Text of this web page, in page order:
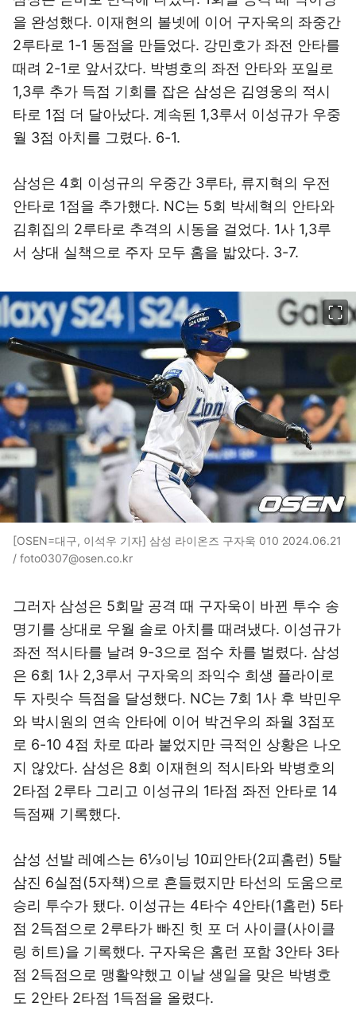
을 완성했다. 이재현의 볼넷에 이어 구자욱의 좌중간
2루타로 1-1 동점을 만들었다. 강민호가 좌전 안타를
때려 2-1로 앞서갔다. 박병호의 좌전 안타와 포일로
1,3루 추가 득점 기회를 잡은 삼성은 김영웅의 적시
타로 1점 더 달아났다. 계속된 1,3루서 이성규가 우중
월 3점 아치를 그렸다. 6-1.
삼성은 4회 이성규의 우중간 3루타, 류지혁의 우전
안타로 1점을 추가했다. NC는 5회 박세혁의 안타와
김휘집의 2루타로 추격의 시동을 걸었다. 1사 1,3루
서 상대 실책으로 주자 모두 홈을 밟았다. 3-7.
[OSEN=대구, 이석우 기자] 삼성 라이온즈 구자욱 010 2024.06.21
/ foto0307@osen.co.kr
그러자 삼성은 5회말 공격 때 구자욱이 바뀐 투수 송
명기를 상대로 우월 솔로 아치를 때려냈다. 이성규가
좌전 적시타를 날려 9-3으로 점수 차를 벌렸다. 삼성
은 6회 1사 2,3루서 구자욱의 좌익수 희생 플라이로
두 자릿수 득점을 달성했다. NC는 7회 1사 후 박민우
와 박시원의 연속 안타에 이어 박건우의 좌월 3점포
로 6-10 4점 차로 따라 붙었지만 극적인 상황은 나오
지 않았다. 삼성은 8회 이재현의 적시타와 박병호의
2타점 2루타 그리고 이성규의 1타점 좌전 안타로 14
득점째 기록했다.
삼성 선발 레예스는 6⅓이닝 10피안타(2피홈런) 5탈
삼진 6실점(5자책)으로 흔들렸지만 타선의 도움으로
승리 투수가 됐다. 이성규는 4타수 4안타(1홈런) 5타
점 2득점으로 2루타가 빠진 힛 포 더 사이클(사이클
링 히트)을 기록했다. 구자욱은 홈런 포함 3안타 3타
점 2득점으로 맹활약했고 이날 생일을 맞은 박병호
도 2안타 2타점 1득점을 올렸다.